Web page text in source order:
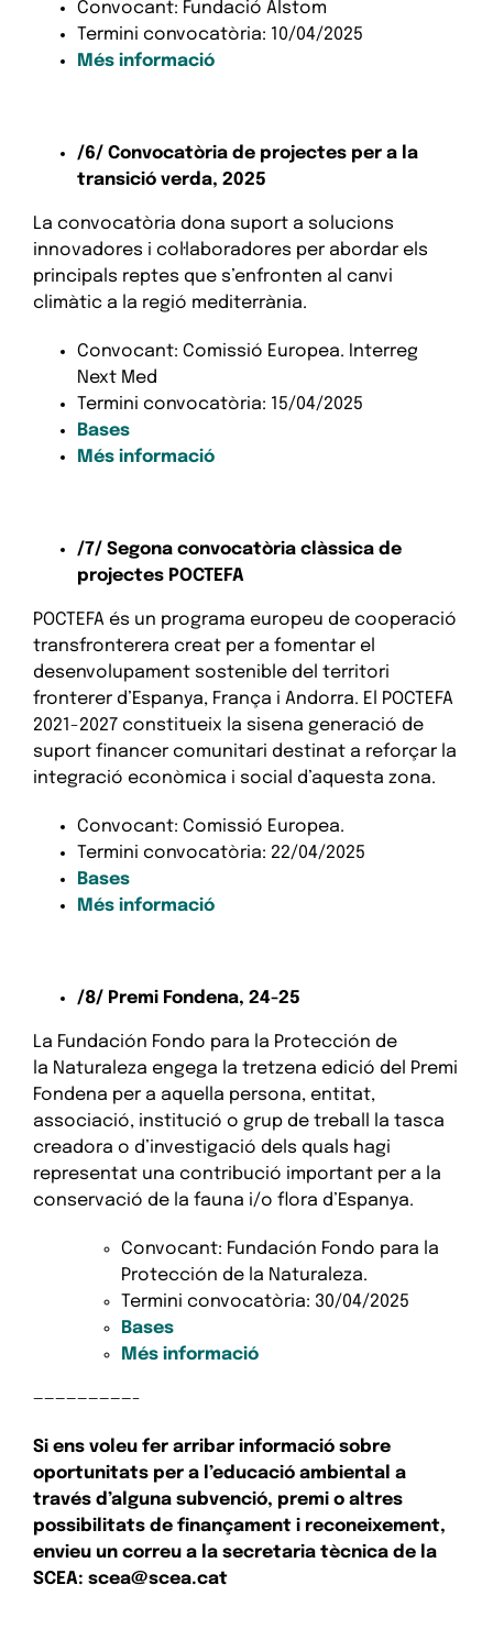
Convocant: Fundació Alstom
Termini convocatòria: 10/04/2025
Més informació
/6/ Convocatòria de projectes per a la
transició verda, 2025
La convocatòria dona suport a solucions
innovadores i col·laboradores per abordar els
principals reptes que s’enfronten al canvi
climàtic a la regió mediterrània.
Convocant: Comissió Europea. Interreg
Next Med
Termini convocatòria: 15/04/2025
Bases
Més informació
/7/ Segona convocatòria clàssica de
projectes POCTEFA
POCTEFA és un programa europeu de cooperació
transfronterera creat per a fomentar el
desenvolupament sostenible del territori
fronterer d’Espanya, França i Andorra. El POCTEFA
2021-2027 constitueix la sisena generació de
suport financer comunitari destinat a reforçar la
integració econòmica i social d’aquesta zona.
Convocant: Comissió Europea.
Termini convocatòria: 22/04/2025
Bases
Més informació
/8/ Premi Fondena, 24-25
La Fundación Fondo para la Protección de
la Naturaleza engega la tretzena edició del Premi
Fondena per a aquella persona, entitat,
associació, institució o grup de treball la tasca
creadora o d’investigació dels quals hagi
representat una contribució important per a la
conservació de la fauna i/o flora d’Espanya.
Convocant: Fundación Fondo para la
Protección de la Naturaleza.
Termini convocatòria: 30/04/2025
Bases
Més informació
—————————-
Si ens voleu fer arribar informació sobre
oportunitats per a l’educació ambiental a
través d’alguna subvenció, premi o altres
possibilitats de finançament i reconeixement,
envieu un correu a la secretaria tècnica de la
SCEA: scea@scea.cat